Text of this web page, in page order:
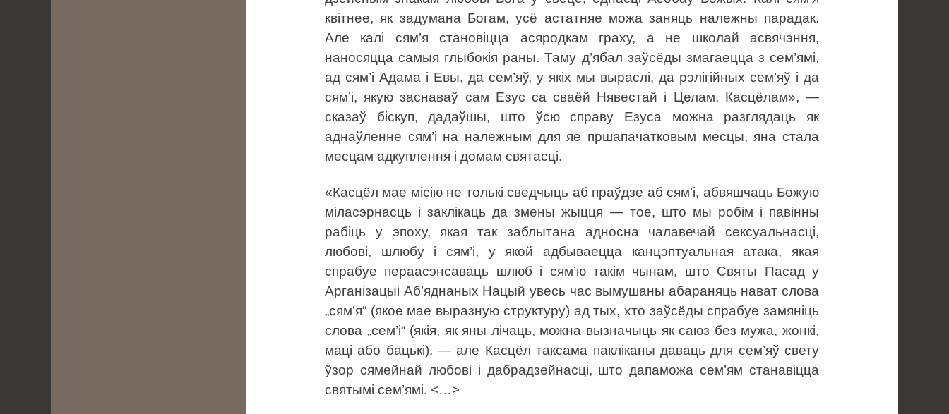
квітнее, як задумана Богам, усё астатняе можа заняць належны парадак.
Але калі сям’я становіцца асяродкам граху, а не школай асвячэння,
наносяцца самыя глыбокія раны. Таму д’ябал заўсёды змагаецца з сем’ямі,
ад сям’і Адама і Евы, да сем’яў, у якіх мы выраслі, да рэлігійных сем’яў і да
сям’і, якую заснаваў сам Езус са сваёй Нявестай і Целам, Касцёлам», —
сказаў біскуп, дадаўшы, што ўсю справу Езуса можна разглядаць як
аднаўленне сям’і на належным для яе пршапачатковым месцы, яна стала
месцам адкуплення і домам святасці.
«Касцёл мае місію не толькі сведчыць аб праўдзе аб сям’і, абвяшчаць Божую
міласэрнасць і заклікаць да змены жыцця — тое, што мы робім і павінны
рабіць у эпоху, якая так заблытана адносна чалавечай сексуальнасці,
любові, шлюбу і сям’і, у якой адбываецца канцэптуальная атака, якая
спрабуе пераасэнсаваць шлюб і сям’ю такім чынам, што Святы Пасад у
Арганізацыі Аб’яднаных Нацый увесь час вымушаны абараняць нават слова
„сям’я“ (якое мае выразную структуру) ад тых, хто заўсёды спрабуе замяніць
слова „сем’і“ (якія, як яны лічаць, можна вызначыць як саюз без мужа, жонкі,
маці або бацькі), — але Касцёл таксама пакліканы даваць для сем’яў свету
ўзор сямейнай любові і дабрадзейнасці, што дапаможа сем’ям станавіцца
святымі сем’ямі. <…>